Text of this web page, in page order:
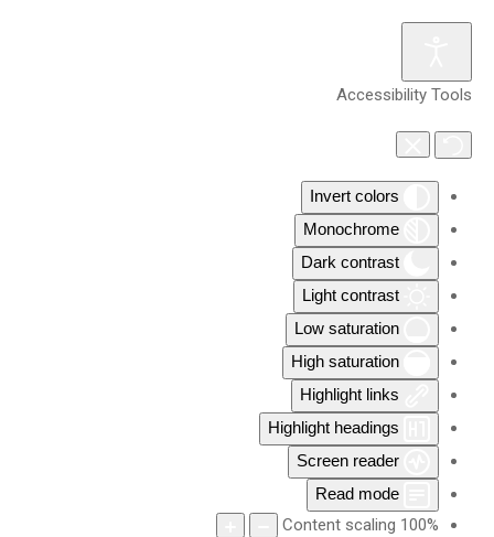
Accessibility Tools
Invert colors
Monochrome
Dark contrast
Light contrast
Low saturation
High saturation
Highlight links
Highlight headings
Screen reader
Read mode
Content scaling 100%